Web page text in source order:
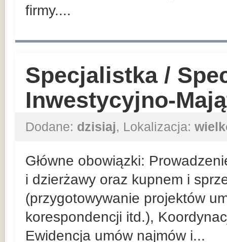
firmy....
Specjalistka /
Inwestycyjno-
Dodane: dzisiaj, Lokalizacja:
Główne obowiązki:
i dzierżawy oraz kupnem i
(przygotowywanie projektów
korespondencji itd.),
Ewidencja umów najmów i...